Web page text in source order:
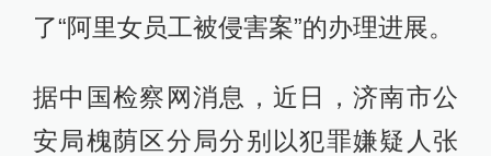
了“阿里女员工被侵害案”的办理进展。
据中国检察网消息，近日，济南市公
安局槐荫区分局分别以犯罪嫌疑人张